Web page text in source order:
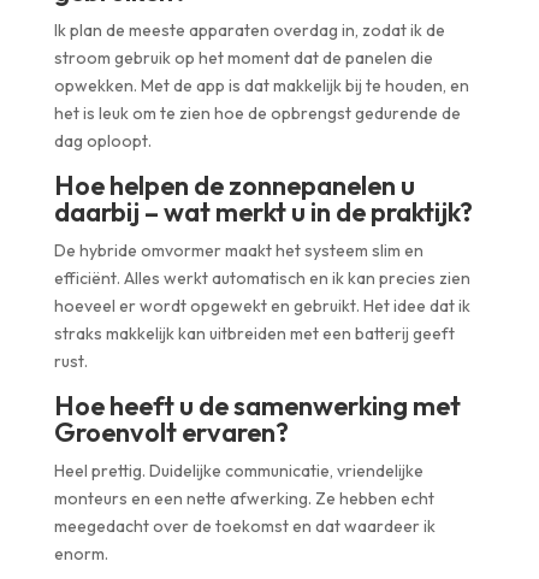
Ik plan de meeste apparaten overdag in, zodat ik de
stroom gebruik op het moment dat de panelen die
opwekken. Met de app is dat makkelijk bij te houden, en
het is leuk om te zien hoe de opbrengst gedurende de
dag oploopt.
Hoe helpen de zonnepanelen u
daarbij – wat merkt u in de praktijk?
De hybride omvormer maakt het systeem slim en
efficiënt. Alles werkt automatisch en ik kan precies zien
hoeveel er wordt opgewekt en gebruikt. Het idee dat ik
straks makkelijk kan uitbreiden met een batterij geeft
rust.
Hoe heeft u de samenwerking met
Groenvolt ervaren?
Heel prettig. Duidelijke communicatie, vriendelijke
monteurs en een nette afwerking. Ze hebben echt
meegedacht over de toekomst en dat waardeer ik
enorm.